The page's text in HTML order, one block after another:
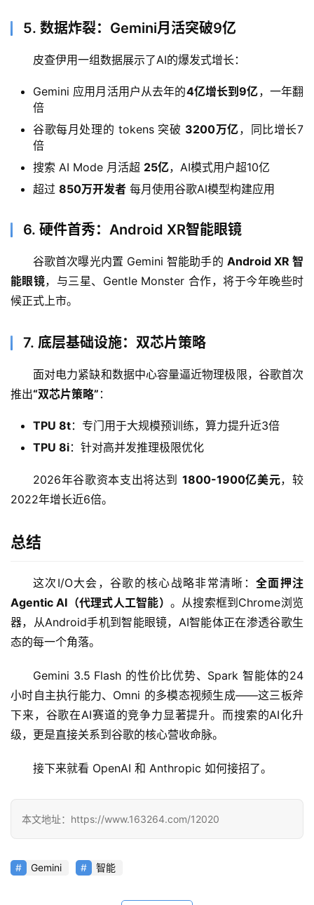
业
教
模
框
告
登录 注册
5. 数据炸裂：Gemini月活突破9亿
皮查伊用一组数据展示了AI的爆发式增长：
Gemini 应用月活用户从去年的4亿增长到9亿，一年翻
倍
谷歌每月处理的 tokens 突破 3200万亿，同比增长7
倍
搜索 AI Mode 月活超 25亿，AI模式用户超10亿
超过 850万开发者 每月使用谷歌AI模型构建应用
6. 硬件首秀：Android XR智能眼镜
谷歌首次曝光内置 Gemini 智能助手的 Android XR 智
能眼镜，与三星、Gentle Monster 合作，将于今年晚些时
候正式上市。
7. 底层基础设施：双芯片策略
面对电力紧缺和数据中心容量逼近物理极限，谷歌首次
推出“双芯片策略” ：
TPU 8t：专门用于大规模预训练，算力提升近3倍
TPU 8i：针对高并发推理极限优化
2026年谷歌资本支出将达到 1800-1900亿美元，较
2022年增长近6倍。
总结
这次I/O大会，谷歌的核心战略非常清晰： 全面押注
Agentic AI（代理式人工智能） 。从搜索框到Chrome浏览
器，从Android手机到智能眼镜，AI智能体正在渗透谷歌生
态的每一个角落。
Gemini 3.5 Flash 的性价比优势、Spark 智能体的24
小时自主执行能力、Omni 的多模态视频生成——这三板斧
下来，谷歌在AI赛道的竞争力显著提升。而搜索的AI化升
级，更是直接关系到谷歌的核心营收命脉。
接下来就看 OpenAI 和 Anthropic 如何接招了。
本文地址：https://www.163264.com/12020
Gemini 智能